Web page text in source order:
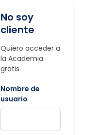
No soy
cliente
Quiero acceder a
la Academia
gratis.
Nombre de
usuario